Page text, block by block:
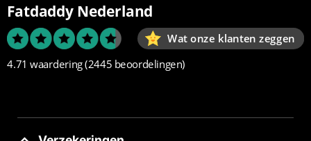
Fatdaddy Nederland
Wat onze klanten zeggen
4.71 waardering(2445 beoordelingen)